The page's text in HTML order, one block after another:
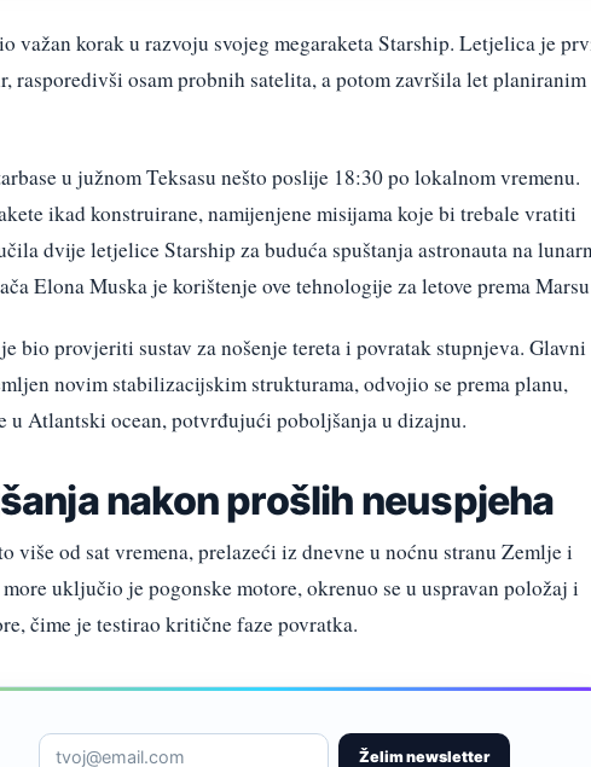
važan korak u razvoju svojeg megaraketa Starship. Letjelica je
rasporedivši osam probnih satelita, a potom završila let planiranim
u južnom Teksasu nešto poslije 18:30 po lokalnom vremenu.
ikad konstruirane, namijenjene misijama koje bi trebale vratiti
dvije letjelice Starship za buduća spuštanja astronauta na
Elona Muska je korištenje ove tehnologije za letove prema
bio provjeriti sustav za nošenje tereta i povratak stupnjeva. Glavni
novim stabilizacijskim strukturama, odvojio se prema planu,
u Atlantski ocean, potvrđujući poboljšanja u dizajnu.
nakon prošlih neuspjeha
više od sat vremena, prelazeći iz dnevne u noćnu stranu Zemlje i
uključio je pogonske motore, okrenuo se u uspravan položaj i
čime je testirao kritične faze povratka.
Želim newsletter